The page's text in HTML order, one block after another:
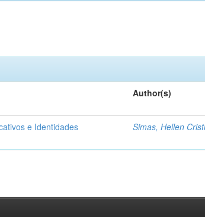
Author(s)
e Identidades
Simas, Hellen